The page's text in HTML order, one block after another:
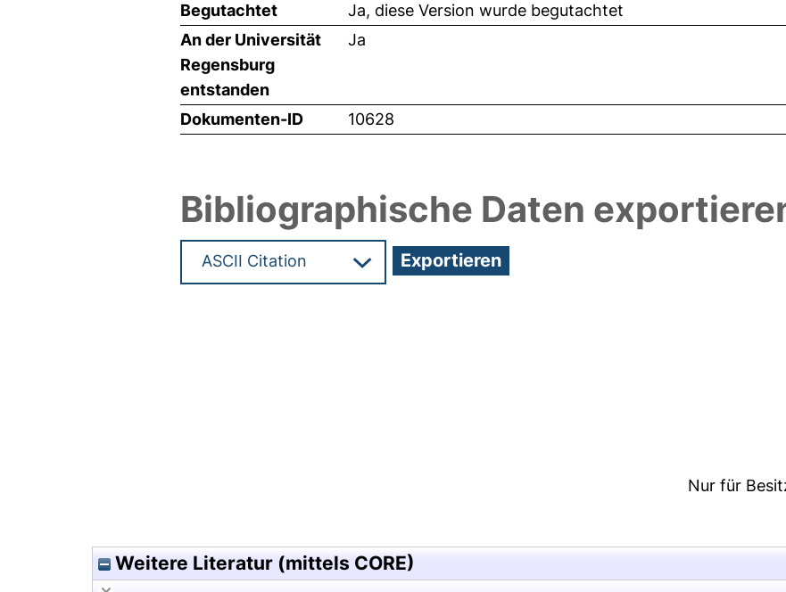
Begutachtet
Ja, diese Version wurde begutachtet
An der Universität
Regensburg
entstanden
Ja
Dokumenten-ID 10628
Bibliographische Daten
Nur für
Weitere Literatur (mittels CORE)